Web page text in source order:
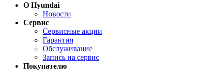
О Hyundai
Новости
Сервис
Сервисные акции
Гарантия
Обслуживание
Запись на сервис
Покупателю